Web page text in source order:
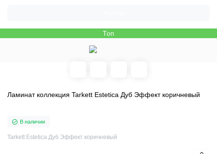
Топ
Ламинат коллекция Tarkett Estetica Дуб Эффект коричневый
В наличии
Tarkett Estetica Дуб Эффект коричневый